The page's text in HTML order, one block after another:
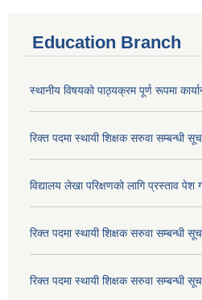
Education Branch
स्थानीय विषयको पाठ्यक्रम पूर्ण रूपमा
रिक्त पदमा स्थायी शिक्षक सरुवा सम्बन्धी
विद्यालय लेखा परिक्षणको लागि प्रस्ताव पेश
रिक्त पदमा स्थायी शिक्षक सरुवा सम्बन्धी
रिक्त पदमा स्थायी शिक्षक सरुवा सम्बन्धी